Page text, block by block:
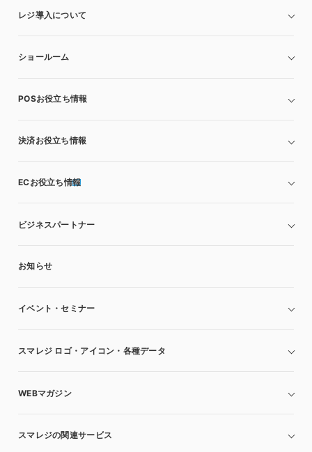
レジ導入について
ショールーム
POSお役立ち情報
決済お役立ち情報
ECお役立ち情報
ビジネスパートナー
お知らせ
イベント・セミナー
スマレジ ロゴ・アイコン・各種データ
WEBマガジン
スマレジの関連サービス